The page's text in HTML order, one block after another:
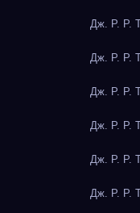
Дж. Р. Р.
Дж. Р. Р.
Дж. Р. Р.
Дж. Р. Р.
Дж. Р. Р.
Дж. Р. Р.